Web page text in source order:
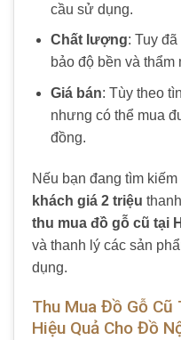
cầu sử dụng.
Chất lượng: Tuy
bảo độ bền và
Giá bán: Tùy theo
nhưng có thể mua
đồng.
Nếu bạn đang tìm kiếm
khách giá 2 triệu
thu mua đồ gỗ cũ tại
và thanh lý các sản
dụng.
Thu Mua Đồ Gỗ Cũ
Hiệu Quả Cho Đồ